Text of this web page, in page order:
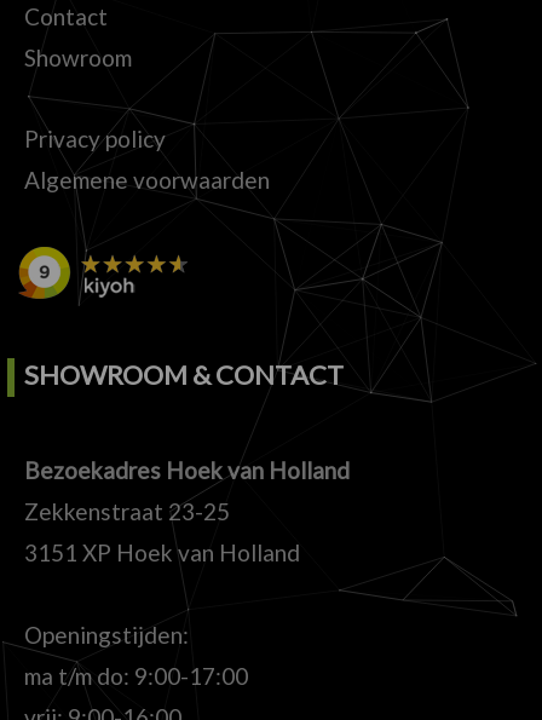
Contact
Showroom
Privacy policy
Algemene voorwaarden
SHOWROOM & CONTACT
Bezoekadres Hoek van Holland
Zekkenstraat 23-25
3151 XP Hoek van Holland
Openingstijden:
ma t/m do: 9:00-17:00